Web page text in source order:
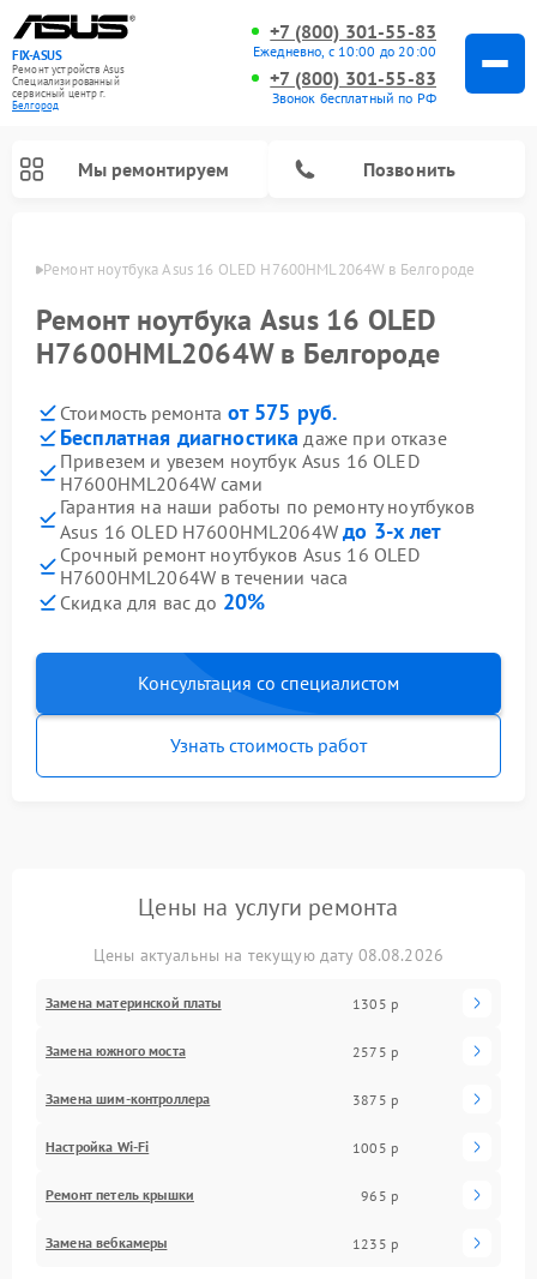
FIX-ASUS
Ремонт устройств Asus
Специализированный
cервисный центр г.
Белгород
+7 (800) 301-55-83
Ежедневно, с 10:00 до 20:00
+7 (800) 301-55-83
Звонок бесплатный по РФ
Мы ремонтируем Позвонить
Ремонт ноутбука Asus 16 OLED H7600HML2064W в Белгороде
Ремонт ноутбука Asus 16 OLED
H7600HML2064W в Белгороде
Стоимость ремонта от 575 руб.
Бесплатная диагностика даже при отказе
Привезем и увезем ноутбук Asus 16 OLED
H7600HML2064W сами
Гарантия на наши работы по ремонту ноутбуков
Asus 16 OLED H7600HML2064Wдо 3-х лет
Срочный ремонт ноутбуков Asus 16 OLED
H7600HML2064W в течении часа
Скидка для вас до 20%
Консультация со специалистом
Узнать стоимость работ
Цены на услуги ремонта
Цены актуальны на текущую дату 08.08.2026
Замена материнской платы 1305 р
Замена южного моста 2575 р
Замена шим-контроллера 3875 р
Настройка Wi-Fi 1005 р
Ремонт петель крышки 965 р
Замена вебкамеры 1235 р